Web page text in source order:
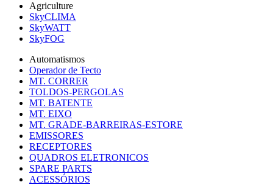
Agriculture
SkyCLIMA
SkyWATT
SkyFOG
Automatismos
Operador de Tecto
MT. CORRER
TOLDOS-PERGOLAS
MT. BATENTE
MT. EIXO
MT. GRADE-BARREIRAS-ESTORE
EMISSORES
RECEPTORES
QUADROS ELETRONICOS
SPARE PARTS
ACESSÓRIOS